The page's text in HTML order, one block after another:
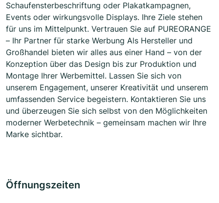
Schaufensterbeschriftung oder Plakatkampagnen,
Events oder wirkungsvolle Displays. Ihre Ziele stehen
für uns im Mittelpunkt. Vertrauen Sie auf PUREORANGE
– Ihr Partner für starke Werbung Als Hersteller und
Großhandel bieten wir alles aus einer Hand – von der
Konzeption über das Design bis zur Produktion und
Montage Ihrer Werbemittel. Lassen Sie sich von
unserem Engagement, unserer Kreativität und unserem
umfassenden Service begeistern. Kontaktieren Sie uns
und überzeugen Sie sich selbst von den Möglichkeiten
moderner Werbetechnik – gemeinsam machen wir Ihre
Marke sichtbar.
Öffnungszeiten